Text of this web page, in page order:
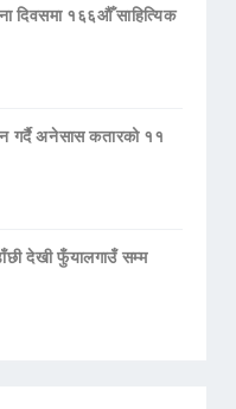
दिवसमा १६६औँ साहित्यिक
गर्दै अनेसास कतारको ११
देखी फुँयालगाउँ सम्म